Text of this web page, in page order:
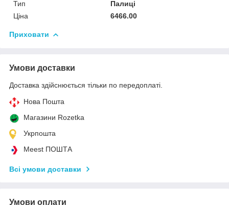
Тип
Палиці
Ціна
6466.00
Приховати
Умови доставки
Доставка здійснюється тільки по передоплаті.
Нова Пошта
Магазини Rozetka
Укрпошта
Meest ПОШТА
Всі умови доставки
Умови оплати